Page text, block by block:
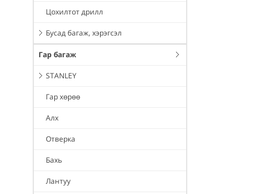
Цохилтот дрилл
Бусад багаж, хэрэгсэл
Гар багаж
STANLEY
Гар хөрөө
Алх
Отверка
Бахь
Лантуу